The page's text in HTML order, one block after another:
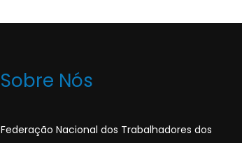
Sobre Nós
Federação Nacional dos Trabalhadores dos